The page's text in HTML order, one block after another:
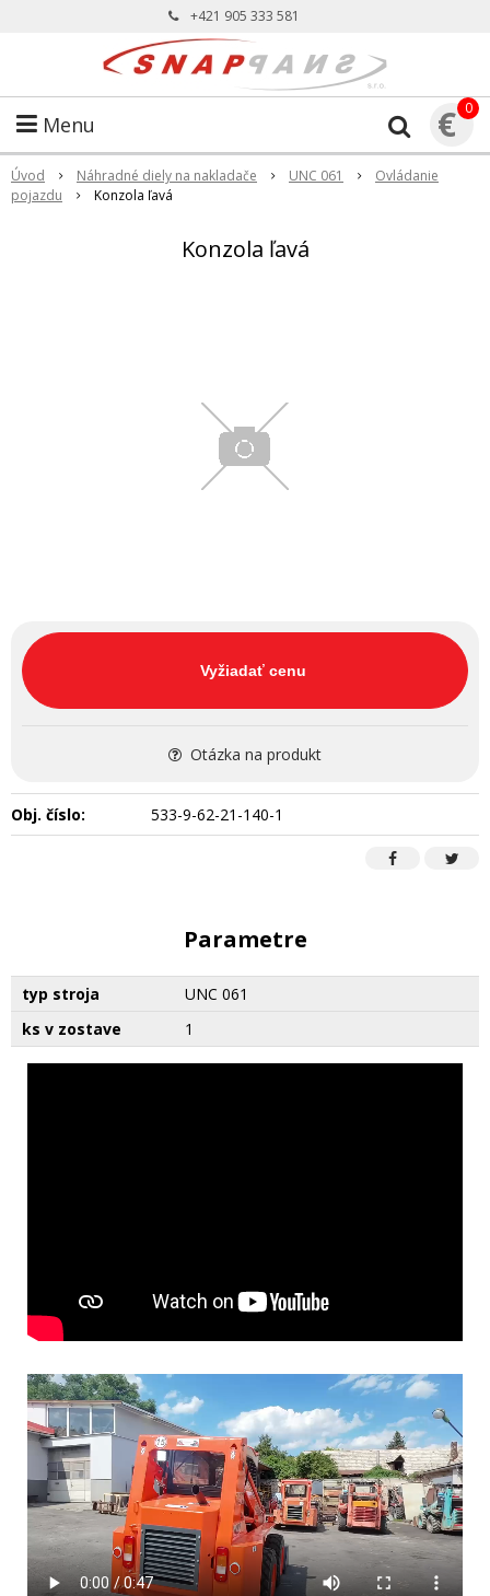
+421 905 333 581
Menu € 0
Úvod Náhradné diely na nakladače UNC 061
Ovládanie
pojazdu
Konzola ľavá
Konzola ľavá
Vyžiadať cenu
Otázka na produkt
Obj. číslo: 533-9-62-21-140-1
Parametre
typ stroja
UNC 061
ks v zostave
1